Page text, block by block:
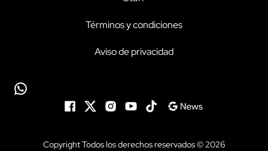
Términos y condiciones
Aviso de privacidad
Copyright Todos los derechos reservados © 2026